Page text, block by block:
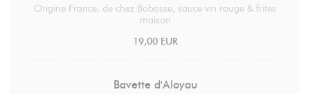
Origine France, de chez Bobosse, sauce vin rouge & frites
maison
19,00 EUR
Bavette d'Aloyau